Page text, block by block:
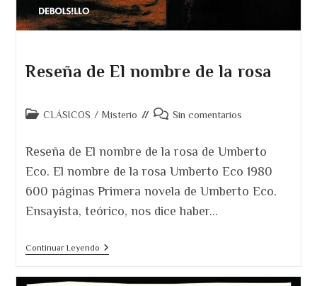
Reseña de El nombre de la rosa
Categoría
entrada:
CLÁSICOS / Misterio
Comentarios
entrada:
Sin comentarios
Reseña de El nombre de la rosa de Umberto
Eco. El nombre de la rosa Umberto Eco 1980
600 páginas Primera novela de Umberto Eco.
Ensayista, teórico, nos dice haber…
Continuar LeyendoReseña
Nombre